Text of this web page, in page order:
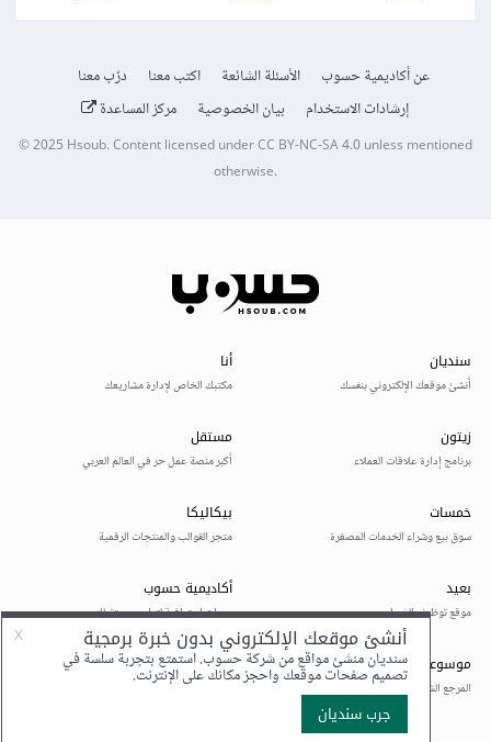
عن أكاديمية حسوب الأسئلة الشائعة اكتب معنا
درّب معنا
إرشادات الاستخدام
بيان الخصوصية مركز المساعدة
© 2025Hsoub.Content licensed underCC BY-NC-SA 4.0unless mentioned
otherwise.